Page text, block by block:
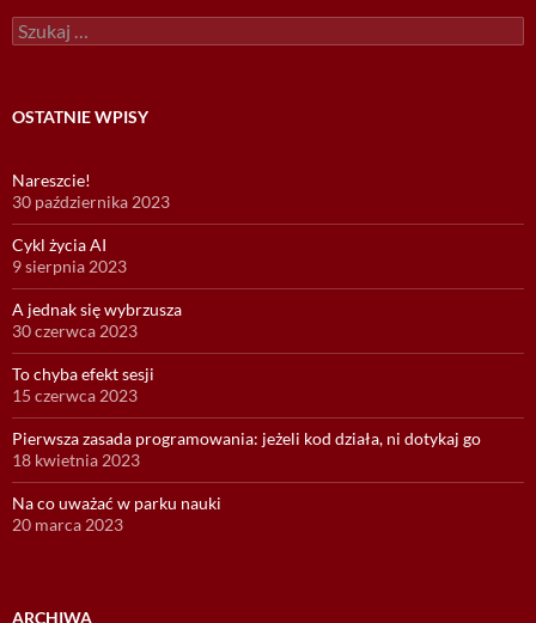
Szukaj:
OSTATNIE WPISY
Nareszcie!
30 października 2023
Cykl życia AI
9 sierpnia 2023
A jednak się wybrzusza
30 czerwca 2023
To chyba efekt sesji
15 czerwca 2023
Pierwsza zasada programowania: jeżeli kod działa, ni dotykaj go
18 kwietnia 2023
Na co uważać w parku nauki
20 marca 2023
ARCHIWA